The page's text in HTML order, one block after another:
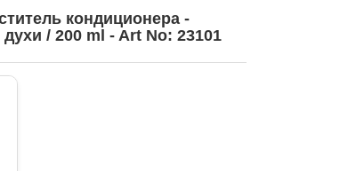
кондиционера -
/ 200 ml - Art No: 23101